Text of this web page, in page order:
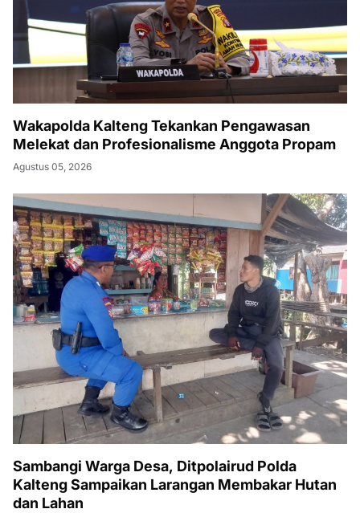
Wakapolda Kalteng Tekankan Pengawasan
Melekat dan Profesionalisme Anggota Propam
Agustus 05, 2026
Sambangi Warga Desa, Ditpolairud Polda
Kalteng Sampaikan Larangan Membakar Hutan
dan Lahan